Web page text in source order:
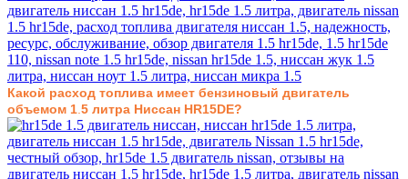
Какой расход топлива имеет бензиновый двигатель
объемом 1 5 литра Ниссан HR15DE?